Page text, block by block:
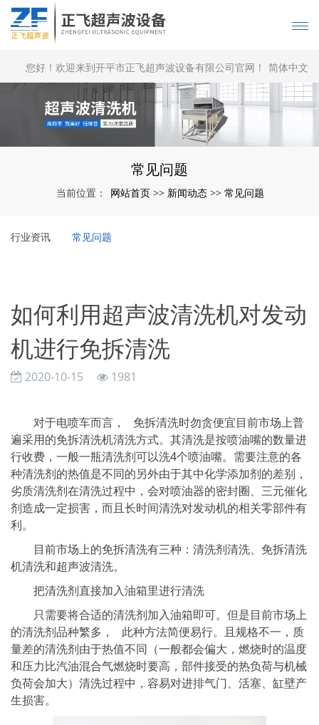
您好！欢迎来到开平市正飞超声波设备有限公司官网！ 简体中文
| English
常见问题
当前位置： 网站首页 >> 新闻动态 >> 常见问题
行业资讯 常见问题
如何利用超声波清洗机对发动
机进行免拆清洗
2020-10-15 1981
对于电喷车而言， 免拆清洗时勿贪便宜目前市场上普
遍采用的免拆清洗机清洗方式。其清洗是按喷油嘴的数量进
行收费，一般一瓶清洗剂可以洗4个喷油嘴。需要注意的各
种清洗剂的热值是不同的另外由于其中化学添加剂的差别，
劣质清洗剂在清洗过程中，会对喷油器的密封圈、三元催化
剂造成一定损害，而且长时间清洗对发动机的相关零部件有
利。
目前市场上的免拆清洗有三种：清洗剂清洗、免拆清洗
机清洗和超声波清洗。
把清洗剂直接加入油箱里进行清洗
只需要将合适的清洗剂加入油箱即可。但是目前市场上
的清洗剂品种繁多， 此种方法简便易行。且规格不一，质
量差的清洗剂由于热值不同（一般都会偏大，燃烧时的温度
和压力比汽油混合气燃烧时要高，部件接受的热负荷与机械
负荷会加大）清洗过程中，容易对进排气门、活塞、缸壁产
生损害。